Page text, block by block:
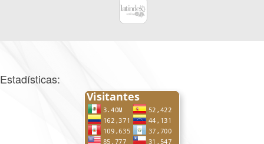
Estadísticas: